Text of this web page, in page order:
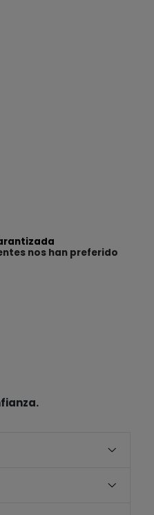
nos han preferido